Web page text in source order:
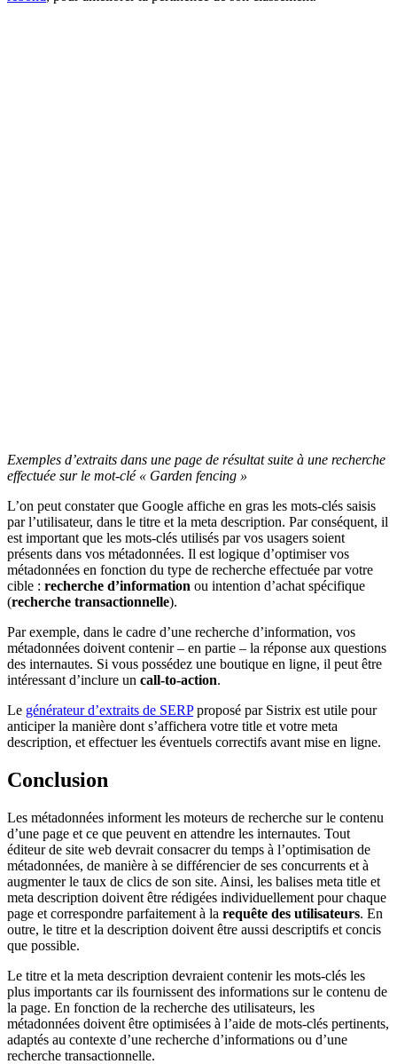
Exemples d’extraits dans une page de résultat suite à une recherche
effectuée sur le mot-clé « Garden fencing »
L’on peut constater que Google affiche en gras les mots-clés saisis
par l’utilisateur, dans le titre et la meta description. Par conséquent, il
est important que les mots-clés utilisés par vos usagers soient
présents dans vos métadonnées. Il est logique d’optimiser vos
métadonnées en fonction du type de recherche effectuée par votre
cible : recherche d’information ou intention d’achat spécifique
(recherche transactionnelle).
Par exemple, dans le cadre d’une recherche d’information, vos
métadonnées doivent contenir – en partie – la réponse aux questions
des internautes. Si vous possédez une boutique en ligne, il peut être
intéressant d’inclure un call-to-action.
Le générateur d’extraits de SERPproposé par Sistrix est utile pour
anticiper la manière dont s’affichera votre title et votre meta
description, et effectuer les éventuels correctifs avant mise en ligne.
Conclusion
Les métadonnées informent les moteurs de recherche sur le contenu
d’une page et ce que peuvent en attendre les internautes. Tout
éditeur de site web devrait consacrer du temps à l’optimisation de
métadonnées, de manière à se différencier de ses concurrents et à
augmenter le taux de clics de son site. Ainsi, les balises meta title et
meta description doivent être rédigées individuellement pour chaque
page et correspondre parfaitement à la requête des utilisateurs. En
outre, le titre et la description doivent être aussi descriptifs et concis
que possible.
Le titre et la meta description devraient contenir les mots-clés les
plus importants car ils fournissent des informations sur le contenu de
la page. En fonction de la recherche des utilisateurs, les
métadonnées doivent être optimisées à l’aide de mots-clés pertinents,
adaptés au contexte d’une recherche d’informations ou d’une
recherche transactionnelle.